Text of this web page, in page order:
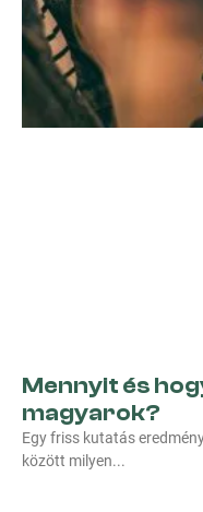
Mennyit és
magyarok?
Egy friss kutatás
között milyen